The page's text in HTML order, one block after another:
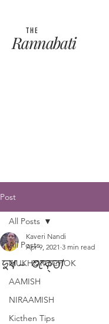
THE
Rannabati
Post
All Posts
MUKHOROCHOK
AAMISH
NIRAAMISH
Kicthen Tips
All Posts
দুধ - শুক্তো
Kaveri Nandi
Apr 9, 2021 3 min read